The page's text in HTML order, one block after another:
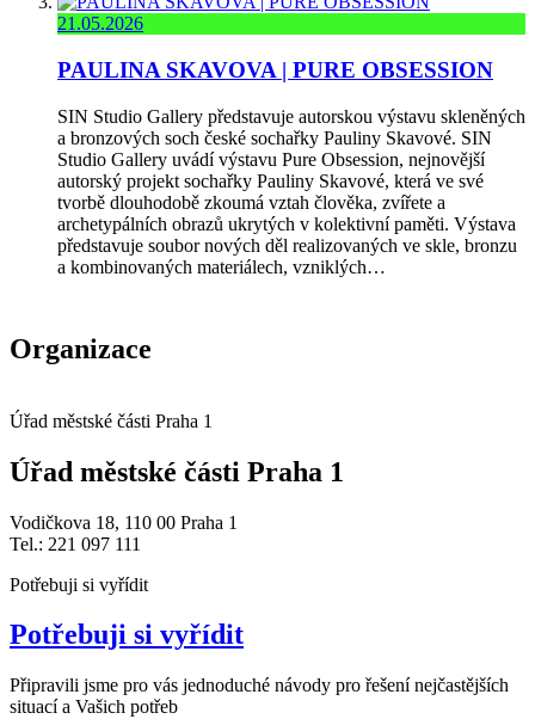
21.05.2026
PAULINA SKAVOVA | PURE OBSESSION
SIN Studio Gallery představuje autorskou výstavu skleněných
a bronzových soch české sochařky Pauliny Skavové. SIN
Studio Gallery uvádí výstavu Pure Obsession, nejnovější
autorský projekt sochařky Pauliny Skavové, která ve své
tvorbě dlouhodobě zkoumá vztah člověka, zvířete a
archetypálních obrazů ukrytých v kolektivní paměti. Výstava
představuje soubor nových děl realizovaných ve skle, bronzu
a kombinovaných materiálech, vzniklých…
Organizace
Úřad městské části Praha 1
Úřad městské části Praha 1
Vodičkova 18, 110 00 Praha 1
Tel.: 221 097 111
Potřebuji si vyřídit
Potřebuji si vyřídit
Připravili jsme pro vás jednoduché návody pro řešení nejčastějších
situací a Vašich potřeb